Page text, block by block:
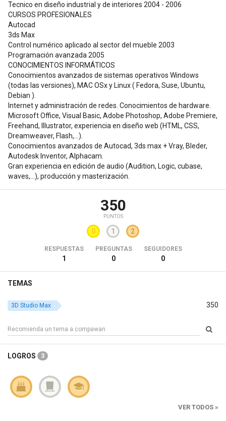
Tecnico en diseño industrial y de interiores 2004 - 2006
CURSOS PROFESIONALES
Autocad
3ds Max
Control numérico aplicado al sector del mueble 2003
Programación avanzada 2005
CONOCIMIENTOS INFORMÁTICOS
Conocimientos avanzados de sistemas operativos Windows
(todas las versiones), MAC OSx y Linux ( Fedora, Suse, Ubuntu,
Debian ).
Internet y administración de redes. Conocimientos de hardware.
Microsoft Office, Visual Basic, Adobe Photoshop, Adobe Premiere,
Freehand, Illustrator, experiencia en diseño web (HTML, CSS,
Dreamweaver, Flash,...).
Conocimientos avanzados de Autocad, 3ds max + Vray, Bleder,
Autodesk Inventor, Alphacam.
Gran experiencia en edición de audio (Audition, Logic, cubase,
waves,...), producción y masterización.
350
PUNTOS
0 1 2
RESPUESTAS
1
PREGUNTAS
0
SEGUIDORES
0
TEMAS
350
3D Studio Max
LOGROS 3
VER TODOS »